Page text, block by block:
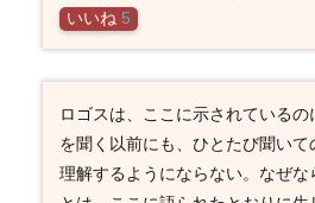
いいね 5
ロゴスは、ここに示されている
を聞く以前にも、ひとたび聞い
理解するようにならない。なぜ